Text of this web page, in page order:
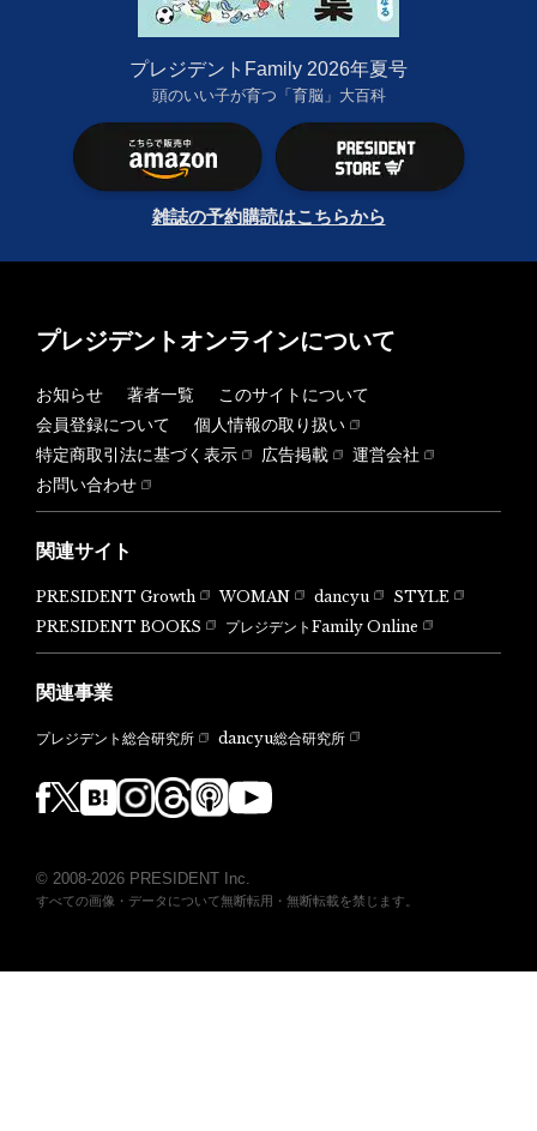
プレジデントFamily 2026年夏号
頭のいい子が育つ「育脳」大百科
雑誌の予約購読はこちらから
プレジデントオンラインについて
お知らせ 著者一覧
このサイトについて
会員登録について
個人情報の取り扱い
特定商取引法に基づく表示
広告掲載
運営会社
お問い合わせ
関連サイト
PRESIDENT Growth WOMAN dancyu
STYLE
PRESIDENT BOOKS
プレジデントFamily Online
関連事業
プレジデント総合研究所 dancyu総合研究所
© 2008-2026 PRESIDENT Inc.
すべての画像・データについて無断転用・無断転載を禁じます。